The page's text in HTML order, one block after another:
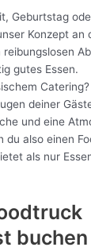
Geburtstag
Konzept an
gutes Essen.
deiner
und eine
du also einen
als nur
buchen